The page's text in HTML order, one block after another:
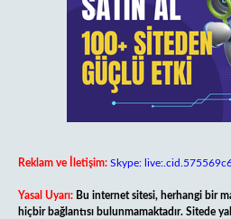
Reklam ve İletişim: Skype:
Yasal Uyarı: Bu internet sitesi, herhangi bir
hiçbir bağlantısı bulunmamaktadır. Sitede